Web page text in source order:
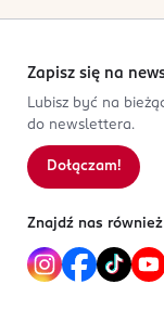
Zapisz się na
Lubisz być na
do newslettera.
Dołączam!
Znajdź nas